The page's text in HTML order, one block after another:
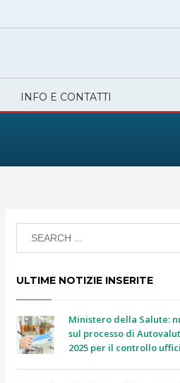
INFO E CONTATTI
ULTIME NOTIZIE INSERITE
Ministero della Salute:
sul processo di
2025 per il controllo